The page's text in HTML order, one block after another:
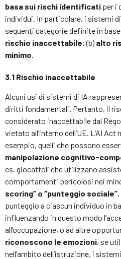
basa sui rischi identificati per i
individui. In particolare, i sistemi
seguenti categorie definite in
rischio inaccettabile; (b) alto
minimo.
3.1 Rischio inaccettabile
Alcuni usi di sistemi di IA
diritti fondamentali. Pertanto, il
considerato inaccettabile dal
vietato all’interno dell’UE. L’AI
esempio, quelli che possono
manipolazione cognitivo-
es. giocattoli che utilizzano
comportamenti pericolosi nei
scoring” o “punteggio sociale”
punteggio a ciascun individuo in
influenzando in questo modo
all’occupazione, o ad altre
riconoscono le emozioni, se
nell’ambito dell’istruzione, i